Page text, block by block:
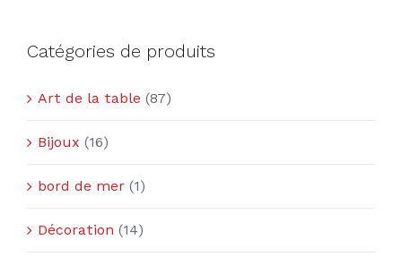
Catégories de produits
Art de la table (87)
Bijoux (16)
bord de mer (1)
Décoration (14)